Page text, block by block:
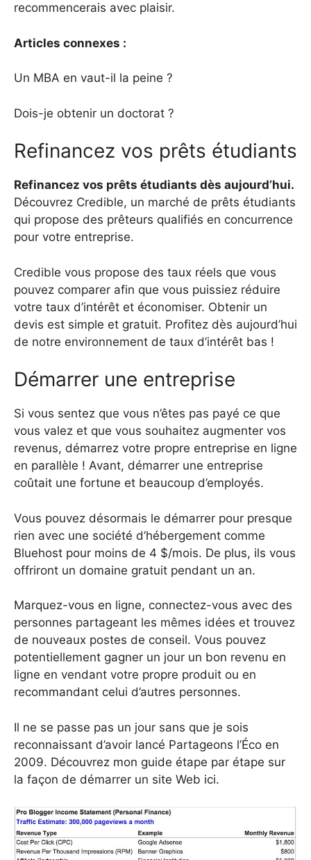
recommencerais avec plaisir.
Articles connexes :
Un MBA en vaut-il la peine ?
Dois-je obtenir un doctorat ?
Refinancez vos prêts étudiants
Refinancez vos prêts étudiants dès aujourd’hui.
Découvrez Credible, un marché de prêts étudiants
qui propose des prêteurs qualifiés en concurrence
pour votre entreprise.
Credible vous propose des taux réels que vous
pouvez comparer afin que vous puissiez réduire
votre taux d’intérêt et économiser. Obtenir un
devis est simple et gratuit. Profitez dès aujourd’hui
de notre environnement de taux d’intérêt bas !
Démarrer une entreprise
Si vous sentez que vous n’êtes pas payé ce que
vous valez et que vous souhaitez augmenter vos
revenus, démarrez votre propre entreprise en ligne
en parallèle ! Avant, démarrer une entreprise
coûtait une fortune et beaucoup d’employés.
Vous pouvez désormais le démarrer pour presque
rien avec une société d’hébergement comme
Bluehost pour moins de 4 $/mois. De plus, ils vous
offriront un domaine gratuit pendant un an.
Marquez-vous en ligne, connectez-vous avec des
personnes partageant les mêmes idées et trouvez
de nouveaux postes de conseil. Vous pouvez
potentiellement gagner un jour un bon revenu en
ligne en vendant votre propre produit ou en
recommandant celui d’autres personnes.
Il ne se passe pas un jour sans que je sois
reconnaissant d’avoir lancé Partageons l’Éco en
2009. Découvrez mon guide étape par étape sur
la façon de démarrer un site Web ici.